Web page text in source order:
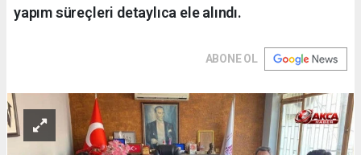
yapım süreçleri detaylıca ele alındı.
ABONE OL